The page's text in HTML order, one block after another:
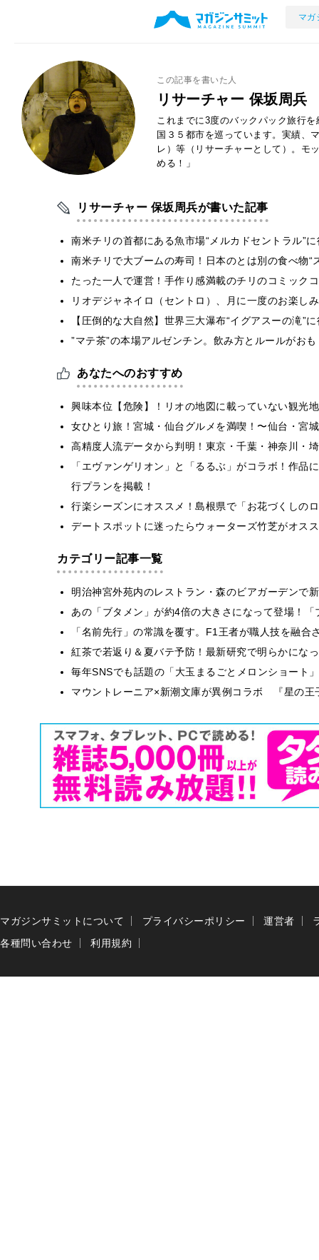
マガ
この記事を書いた人
リサーチャー 保坂周兵
これまでに3度のバックパック旅行
国３５都市を巡っています。実績、
レ）等（リサーチャーとして）。モ
める！」
リサーチャー 保坂周兵が書いた記事
南米チリの首都にある魚市場“メルカドセントラル”
南米チリで大ブームの寿司！日本のとは別の食べ物“
たった一人で運営！手作り感満載のチリのコミック
リオデジャネイロ（セントロ）、月に一度のお楽し
【圧倒的な大自然】世界三大瀑布“イグアスーの滝”
”マテ茶”の本場アルゼンチン。飲み方とルールがお
あなたへのおすすめ
興味本位【危険】！リオの地図に載っていない観光
女ひとり旅！宮城・仙台グルメを満喫！〜仙台・宮
高精度人流データから判明！東京・千葉・神奈川・
「エヴァンゲリオン」と「るるぶ」がコラボ！作品
行プランを掲載！
行楽シーズンにオススメ！島根県で「お花づくしの
デートスポットに迷ったらウォーターズ竹芝がオス
カテゴリー記事一覧
明治神宮外苑内のレストラン・森のビアガーデンで
あの「ブタメン」が約4倍の大きさになって登場！
「名前先行」の常識を覆す。F1王者が職人技を融
紅茶で若返り＆夏バテ予防！最新研究で明らかにな
毎年SNSでも話題の「大玉まるごとメロンショート
マウントレーニア×新潮文庫が異例コラボ 『星の
マガジンサミットについて プライバシーポリシー 運営者
各種問い合わせ
利用規約